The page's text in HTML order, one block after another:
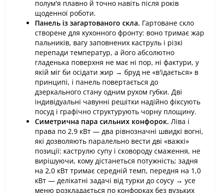
полум'я плавно й точно навіть після років
щоденної роботи.
Панель із загартованого скла. Гартоване скло
створене для кухонного фронту: воно тримає жар
пальників, вагу заповнених каструль і різкі
перепади температур, а його абсолютно
гладенька поверхня не має ні пор, ні фактури, у
якій міг би осідати жир → бруд не «в'їдається» в
принципі, і панель повертається до
дзеркального стану одним рухом губки. Дві
індивідуальні чавунні решітки надійно фіксують
посуд і графічно структурують чорну площину.
Симетрична пара сильних конфорок. Ліва і
права по 2,9 кВт — два рівнозначні швидкі вогні,
які дозволяють паралельно вести дві «важкі»
позиції: каструлю супу і сковороду смаження, не
вирішуючи, кому дістанеться потужність; задня
на 2,0 кВт тримає середній темп, передня на 1,0
кВт — делікатні задачі від турки до соусу → усе
меню розкладається по конфорках без вузьких